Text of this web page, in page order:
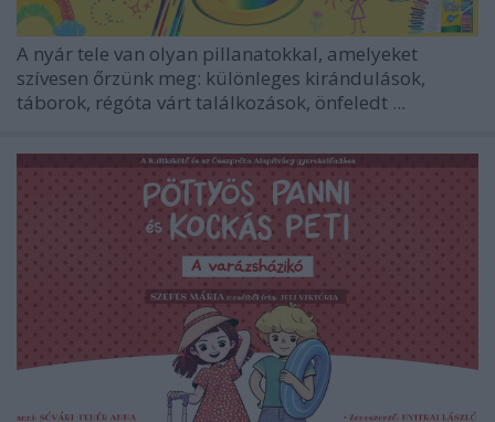
A nyár tele van olyan pillanatokkal, amelyeket
szívesen őrzünk meg: különleges kirándulások,
táborok, régóta várt találkozások, önfeledt ...